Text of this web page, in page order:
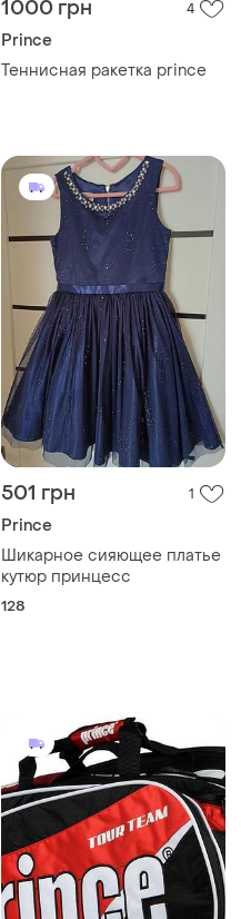
1000 грн 4
Prince
Теннисная ракетка prince
501 грн 1
Prince
Шикарное сияющее платье
кутюр принцесс
128